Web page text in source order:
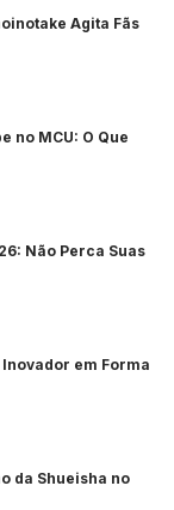
Agita Fãs
no MCU: O Que
Não Perca Suas
em Forma
da Shueisha no